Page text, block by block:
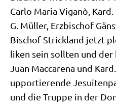
Car­lo Maria Viganò, Kard.
G. Mül­ler, Erz­bi­schof
Bischof Strick­land jetzt
li­ken sein soll­ten und der
Juan Mac­ca­re­na und
up­port­ie­ren­de
und die Trup­pe in der